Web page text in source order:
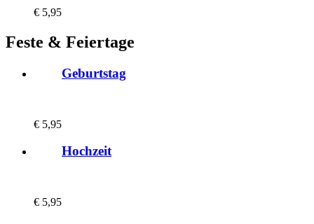
€ 5,95
Feste & Feiertage
Geburtstag
€ 5,95
Hochzeit
€ 5,95